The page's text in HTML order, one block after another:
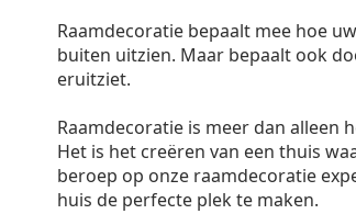
Raamdecoratie bepaalt mee hoe
buiten uitzien. Maar bepaalt ook
eruitziet.
Raamdecoratie is meer dan alleen
Het is het creëren van een thuis
beroep op onze raamdecoratie
huis de perfecte plek te maken.